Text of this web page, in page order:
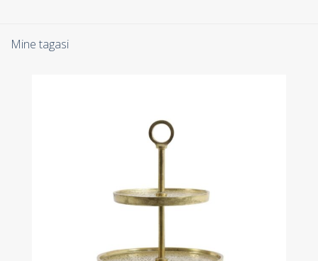
Mine tagasi